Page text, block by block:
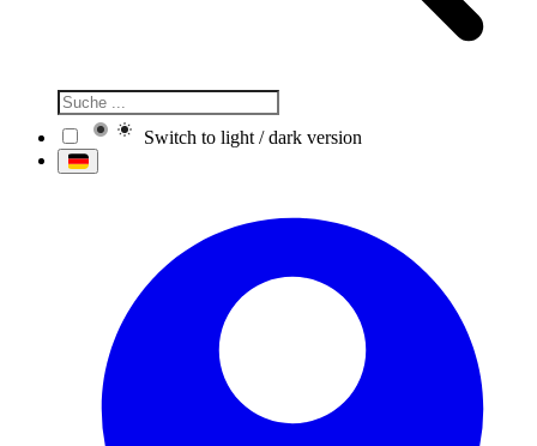
Switch to light / dark version